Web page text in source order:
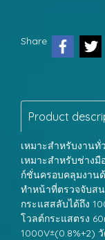
Share
Product
เหมาะสำหรับงาน
เหมาะสำหรับช่าง
ก์ชั่นครอบคลุมงาน
ทำหน้าที่ตรวจจับส
กระแสสลับได้ถึง
โวลต์กระแสตรง
1000V±(0.8%+2)